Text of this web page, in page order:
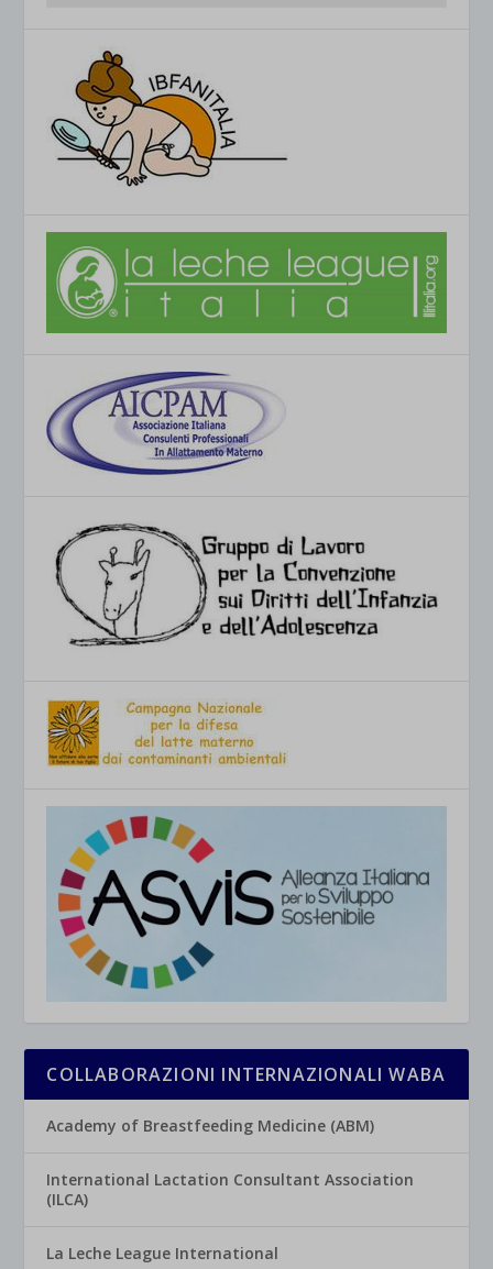
COLLABORAZIONI INTERNAZIONALI WABA
Academy of Breastfeeding Medicine (ABM)
International Lactation Consultant Association
(ILCA)
La Leche League International